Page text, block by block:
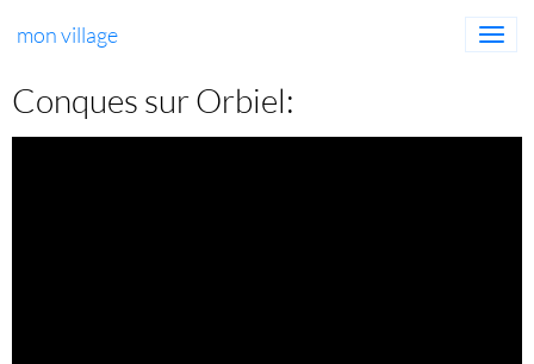
mon village
Conques sur Orbiel: